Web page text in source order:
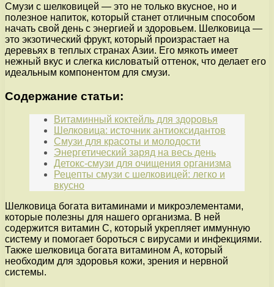
Смузи с шелковицей — это не только вкусное, но и
полезное напиток, который станет отличным способом
начать свой день с энергией и здоровьем. Шелковица —
это экзотический фрукт, который произрастает на
деревьях в теплых странах Азии. Его мякоть имеет
нежный вкус и слегка кисловатый оттенок, что делает его
идеальным компонентом для смузи.
Содержание статьи:
Витаминный коктейль для здоровья
Шелковица: источник антиоксидантов
Смузи для красоты и молодости
Энергетический заряд на весь день
Детокс-смузи для очищения организма
Рецепты смузи с шелковицей: легко и
вкусно
Шелковица богата витаминами и микроэлементами,
которые полезны для нашего организма. В ней
содержится витамин С, который укрепляет иммунную
систему и помогает бороться с вирусами и инфекциями.
Также шелковица богата витамином А, который
необходим для здоровья кожи, зрения и нервной
системы.